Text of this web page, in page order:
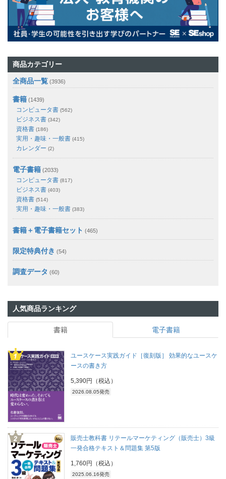
商品カテゴリー
全商品一覧 (3936)
書籍 (1439)
コンピュータ書 (562)
ビジネス書 (342)
資格書 (186)
実用・趣味・一般書 (415)
カレンダー (2)
電子書籍 (2033)
コンピュータ書 (817)
ビジネス書 (403)
資格書 (514)
実用・趣味・一般書 (383)
書籍＋電子書籍セット (465)
限定特典付き (54)
調査データ (60)
人気商品ランキング
書籍 電子書籍
ユースケース実践ガイド［復刻版］ 効果的なユースケ
ースの書き方
5,390円（税込）
2026.08.05発売
販売士教科書 リテールマーケティング（販売士）3級
一発合格テキスト＆問題集 第5版
1,760円（税込）
2025.06.16発売